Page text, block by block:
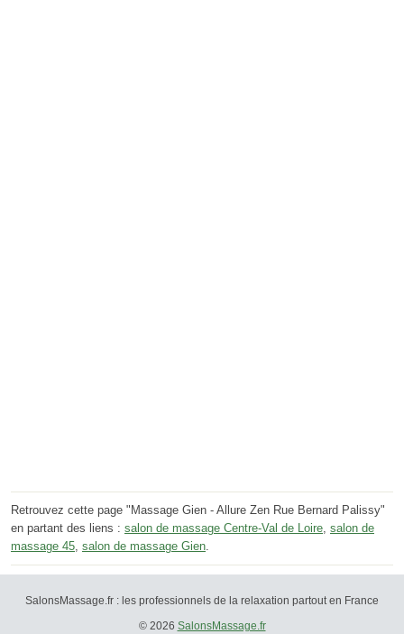
Retrouvez cette page "Massage Gien - Allure Zen Rue Bernard Palissy"
en partant des liens : salon de massage Centre-Val de Loire, salon de
massage 45, salon de massage Gien.
SalonsMassage.fr : les professionnels de la relaxation partout en France
© 2026 SalonsMassage.fr